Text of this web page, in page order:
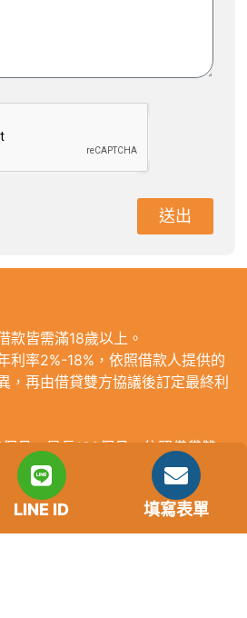
送出
款皆需滿18歲以上。
利率2%-18%，依照借款人提供的
，再由借貸雙方協議後訂定最終利
月，最長180個月，依照借貸雙
需現金10萬元，經多方比較利率
簽定於36個月內須還清借款，年
月利息1000元，無須手續費。
LINE ID 填寫表單